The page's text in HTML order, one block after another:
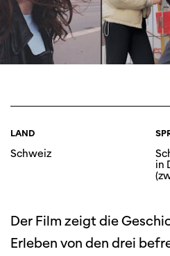
LAND
Schweiz
in
Der Film zeigt die
Erleben von den drei